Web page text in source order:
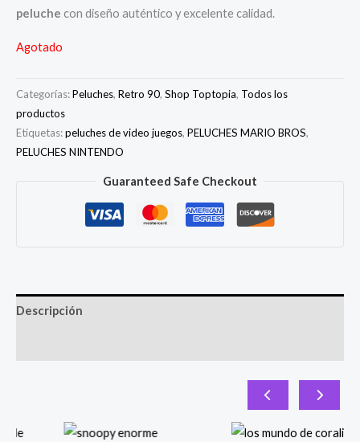
peluche con diseño auténtico y excelente calidad.
Agotado
Categorías:Peluches, Retro 90, Shop Toptopia, Todos los
productos
Etiquetas:peluches de video juegos, PELUCHES MARIO BROS,
PELUCHES NINTENDO
Guaranteed Safe Checkout
Descripción